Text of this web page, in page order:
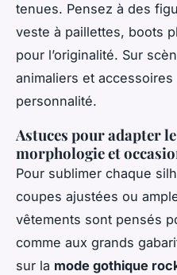
tenues. Pensez à des
veste à paillettes, boots
pour l’originalité. Sur
animaliers et
personnalité.
Astuces pour adapter
morphologie et
Pour sublimer chaque
coupes ajustées ou
vêtements sont pensés
comme aux grands
sur la mode gothique